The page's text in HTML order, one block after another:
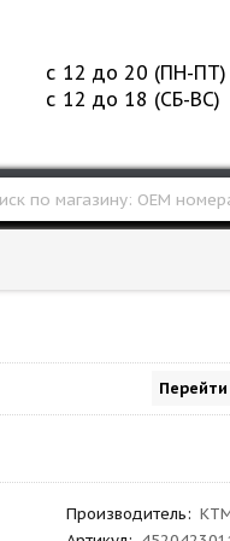
с 12 до 20 (ПН-ПТ)
с 12 до 18 (СБ-ВС)
Производитель: